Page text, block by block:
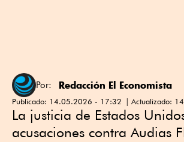
Por: Redacción El Economista
Publicado: 14.05.2026 - 17:32 Actualizado:
La justicia de Estados
acusaciones contra Audias